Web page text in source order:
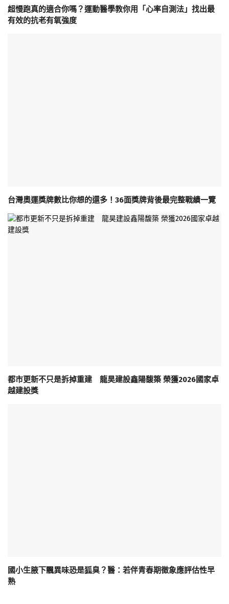
超慢跑真的適合你嗎？運動醫學教你用「心率自測法」找出最
有效的抗老有氧強度
台灣奧運獎牌數比你想的還多！36面獎牌背後最完整戰績一覽
都市更新不只是拆掉重建 龍昊建設鑫陽馥築 榮獲2026國家卓
越建設獎
國小生腋下飄異味恐是狐臭？醫：若伴青春期徵象應評估性早
熟